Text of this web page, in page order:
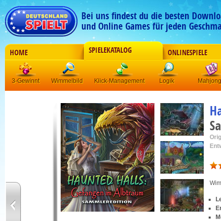
Bei uns findest du die besten
und Online Games für jeden
HOME SPIELEKATALOG ONLINESPIELE
3-Gewinnt Wimmelbild Klick-Management Logik Mahjong